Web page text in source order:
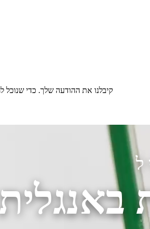
קיבלנו את ההודעה שלך. כדי
ל